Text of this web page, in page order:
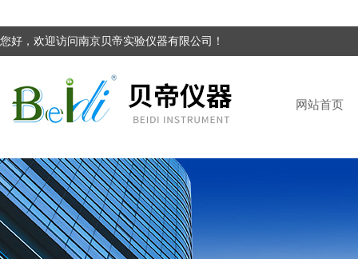
您好，欢迎访问南京贝帝实验仪器有限公司！
网站首页